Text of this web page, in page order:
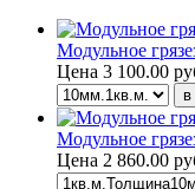
Модульное
Цена 3 100.00
Модульное
Цена 2 860.00